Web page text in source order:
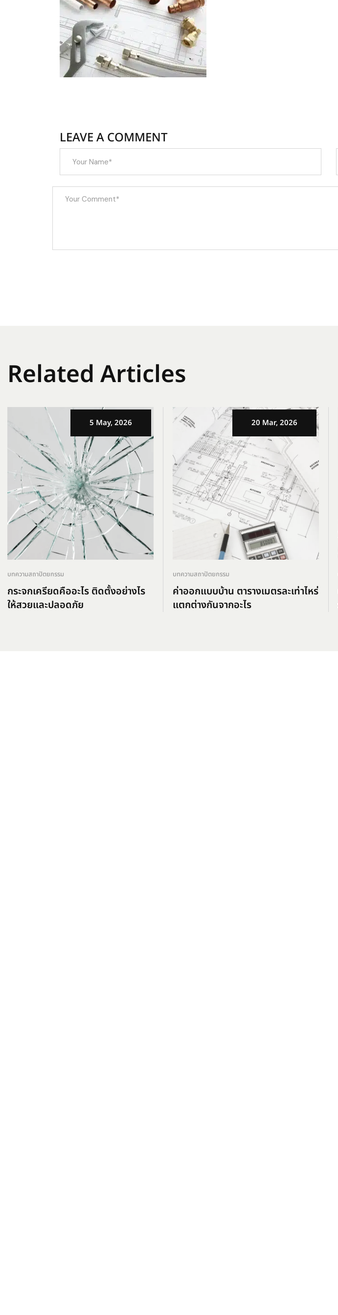
LEAVE A COMMENT
Related Articles
5 May, 2026
บทความสถาปัตยกรรม
กระจกเครียดคืออะไร ติดตั้งอย่างไร
ให้สวยและปลอดภัย
20 Mar, 2026
บทความสถาปัตยกรรม
ค่าออกแบบบ้าน ตารางเมตรละเท่าไหร่
แตกต่างกันจากอะไร